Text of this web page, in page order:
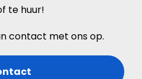
te huur!
contact met ons op.